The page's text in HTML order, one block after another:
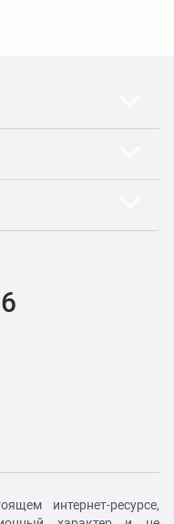
интернет-ресурсе,